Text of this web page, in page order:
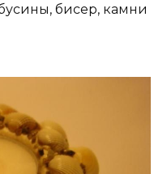
бисер, камни